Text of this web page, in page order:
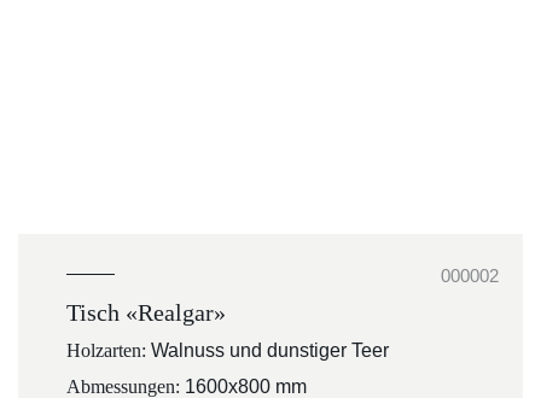
000002
Tisch «Realgar»
Holzarten: Walnuss und dunstiger Teer
Abmessungen: 1600x800 mm